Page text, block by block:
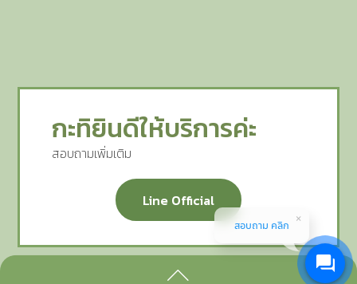
กะทิยินดีให้บริการค่ะ
สอบถามเพิ่มเติม
Line Official
สอบถาม คลิก